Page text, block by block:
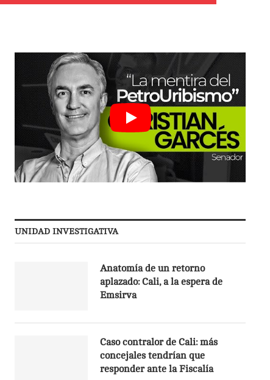
UNIDAD INVESTIGATIVA
Anatomía de un retorno
aplazado: Cali, a la espera de
Emsirva
Caso contralor de Cali: más
concejales tendrían que
responder ante la Fiscalía